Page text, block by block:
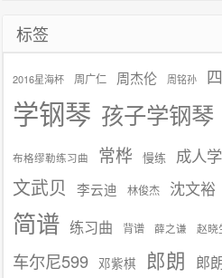
标签
2016星海杯 周广仁 周杰伦 周铭孙
学钢琴 孩子学钢琴
布格缪勒练习曲 常桦 慢练 成人
文武贝 李云迪 林俊杰 沈文裕
简谱 练习曲 背谱 薛之谦 赵晓
车尔尼599 邓紫棋 郎朗 郎